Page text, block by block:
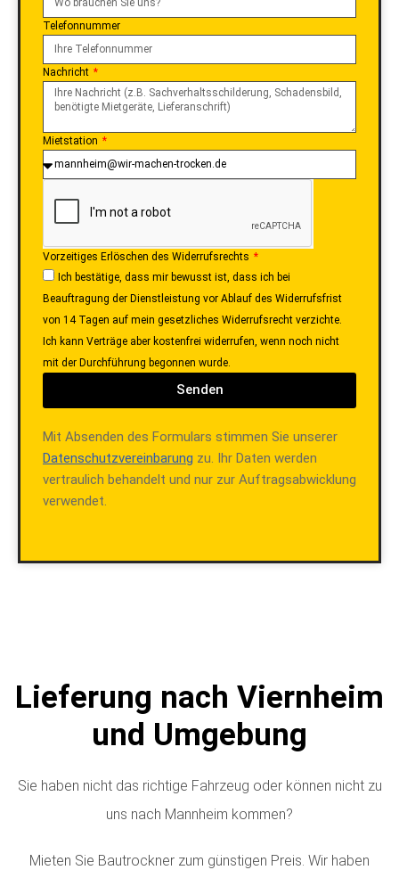
Telefonnummer
Nachricht
Mietstation
Vorzeitiges Erlöschen des Widerrufsrechts
Ich bestätige, dass mir bewusst ist, dass ich bei
Beauftragung der Dienstleistung vor Ablauf des Widerrufsfrist
von 14 Tagen auf mein gesetzliches Widerrufsrecht verzichte.
Ich kann Verträge aber kostenfrei widerrufen, wenn noch nicht
mit der Durchführung begonnen wurde.
Senden
Mit Absenden des Formulars stimmen Sie unserer
Datenschutzvereinbarung zu. Ihr Daten werden
vertraulich behandelt und nur zur Auftragsabwicklung
verwendet.
Lieferung nach Viernheim
und Umgebung
Sie haben nicht das richtige Fahrzeug oder können nicht zu
uns nach Mannheim kommen?
Mieten Sie Bautrockner zum günstigen Preis. Wir haben